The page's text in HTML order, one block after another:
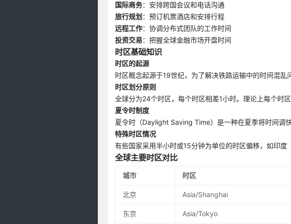
国际商务：安排跨国会议和电话沟通
旅行规划 ：预订机票酒店和安排行程
远程工作：协调分布式团队的工作时间
投资交易：把握全球金融市场开盘时间
时区基础知识
时区的起源
时区概念起源于19世纪，为了解决铁路运输中的时间混
时区划分原则
全球分为24个时区，每个时区相差1小时。理论上每个时
夏令时制度
夏令时（Daylight Saving Time）是一种在夏季将时间调
特殊时区情况
有些国家采用半小时或15分钟为单位的时区偏移，如印
全球主要时区对比
城市 时区
北京 Asia/Shanghai
东京 Asia/Tokyo